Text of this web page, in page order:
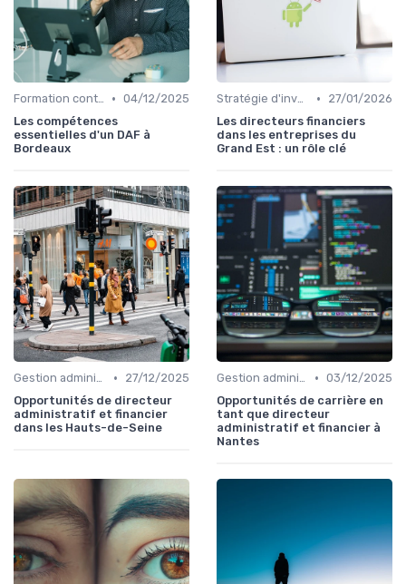
Formation continue • 04/12/2025
Les compétences
essentielles d'un DAF à
Bordeaux
Stratégie d'investissement •
27/01/2026
Les directeurs financiers
dans les entreprises du
Grand Est : un rôle clé
Gestion administrative •
27/12/2025
Opportunités de directeur
administratif et financier
dans les Hauts-de-Seine
Gestion administrative • 03/12/2025
Opportunités de carrière en
tant que directeur
administratif et financier à
Nantes